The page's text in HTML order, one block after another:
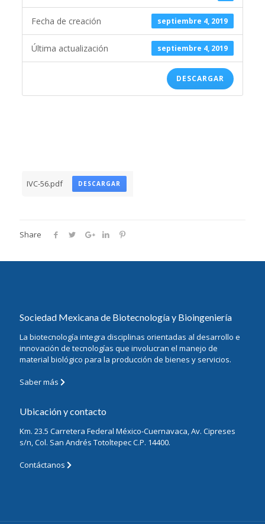
septiembre 4, 2019
Fecha de creación
septiembre 4, 2019
Última actualización
DESCARGAR
IVC-56.pdf DESCARGAR
Share
Sociedad Mexicana de Biotecnología y Bioingeniería
La biotecnología integra disciplinas orientadas al desarrollo e
innovación de tecnologías que involucran el manejo de
material biológico para la producción de bienes y servicios.
Saber más
Ubicación y contacto
Km. 23.5 Carretera Federal México-Cuernavaca, Av. Cipreses
s/n, Col. San Andrés Totoltepec C.P. 14400.
Contáctanos